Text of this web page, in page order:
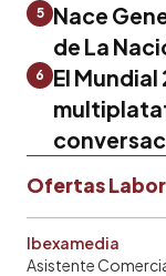
5
Nace
de La
6
El
Ofertas
Ibexamedia
Asistente